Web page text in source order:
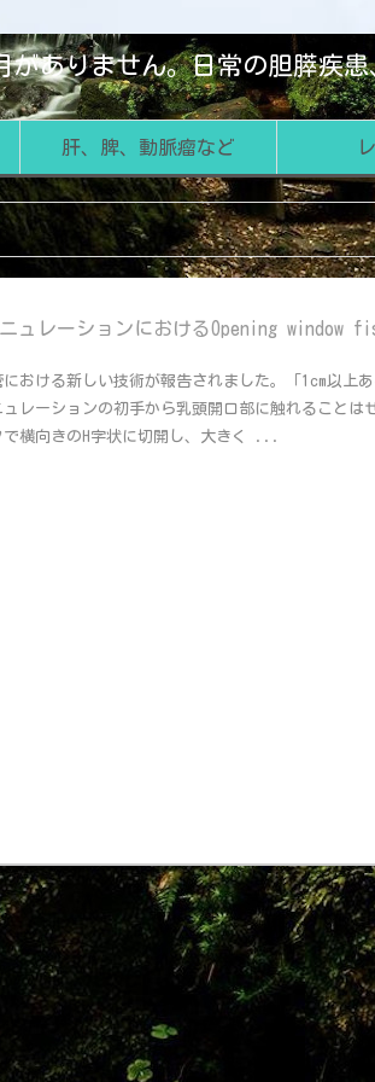
ありません。日常の胆膵疾患
肝、脾、動脈瘤など
ュレーションにおけるOpening window
における新しい技術が報告されました。「1cm以上
ュレーションの初手から乳頭開口部に触れることは
で横向きのH字状に切開し、大きく ...